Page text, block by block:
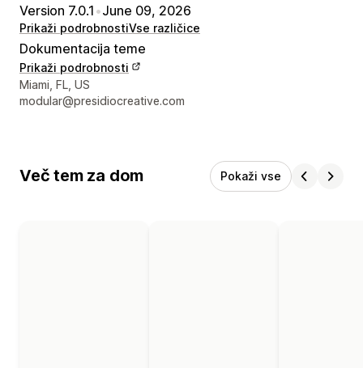
Version 7.0.1 •June 09, 2026
Prikaži podrobnostiVse različice
Dokumentacija teme
Prikaži podrobnosti
Podatki za stik z oblikovalcem
Miami, FL, US
modular@presidiocreative.com
Več tem za dom Pokaži vse